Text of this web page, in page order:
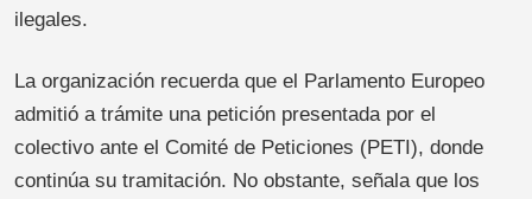
ilegales.
La organización recuerda que el Parlamento Europeo
admitió a trámite una petición presentada por el
colectivo ante el Comité de Peticiones (PETI), donde
continúa su tramitación. No obstante, señala que los